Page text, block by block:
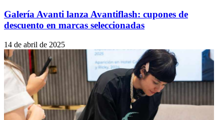
Galería Avanti lanza Avantiflash: cupones de
descuento en marcas seleccionadas
14 de abril de 2025